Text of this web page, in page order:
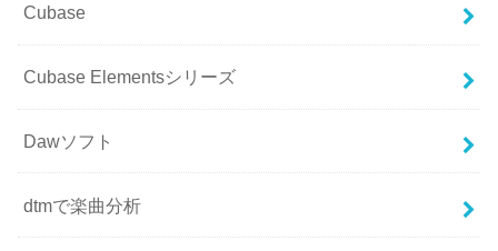
Cubase
Cubase Elementsシリーズ
Dawソフト
dtmで楽曲分析